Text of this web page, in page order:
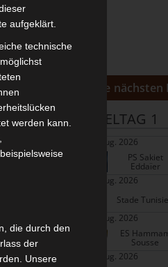
(UST)
Die
SPIELTAG 1
22 Aug. 2026
PS Sakiet
Eddaïer
22 Aug. 2026
Stade
22 Aug. 2026
ES
Sousse
22 Aug. 2026
aufgeklärt.
technische
werden kann.
die durch den
der
Unsere